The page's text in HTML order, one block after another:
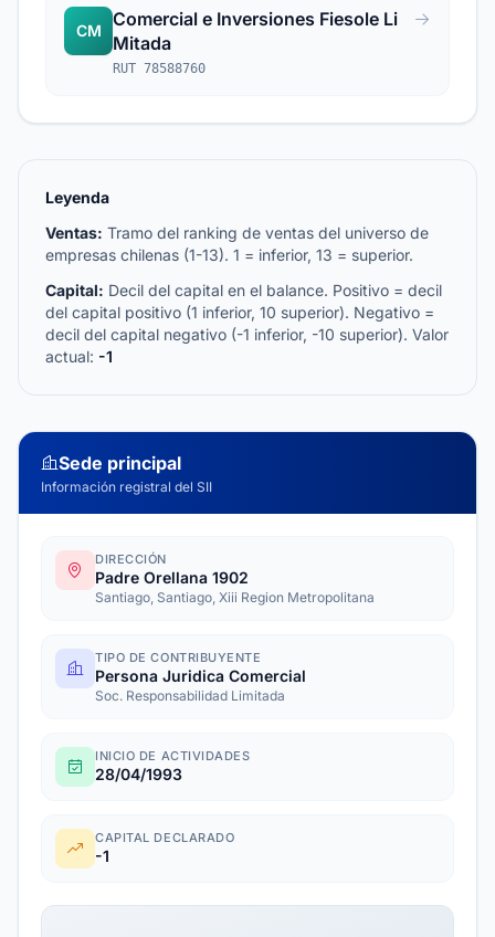
CM
Comercial e Inversiones Fiesole Li
Mitada
RUT 78588760
Leyenda
Ventas: Tramo del ranking de ventas del universo de
empresas chilenas (1-13). 1 = inferior, 13 = superior.
Capital: Decil del capital en el balance. Positivo = decil
del capital positivo (1 inferior, 10 superior). Negativo =
decil del capital negativo (-1 inferior, -10 superior). Valor
actual: -1
Sede principal
Información registral del SII
DIRECCIÓN
Padre Orellana 1902
Santiago, Santiago, Xiii Region Metropolitana
TIPO DE CONTRIBUYENTE
Persona Juridica Comercial
Soc. Responsabilidad Limitada
INICIO DE ACTIVIDADES
28/04/1993
CAPITAL DECLARADO
-1